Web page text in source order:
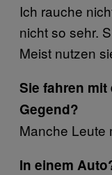
Ich rauche
nicht so sehr.
Meist nutzen
Sie fahren
Gegend?
Manche Leute
In einem